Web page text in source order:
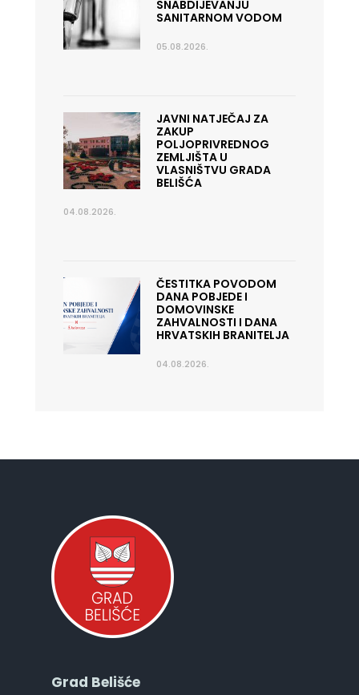
SNABDIJEVANJU
SANITARNOM VODOM
05.08.2026.
JAVNI NATJEČAJ ZA
ZAKUP
POLJOPRIVREDNOG
ZEMLJIŠTA U
VLASNIŠTVU GRADA
BELIŠĆA
04.08.2026.
ČESTITKA POVODOM
DANA POBJEDE I
DOMOVINSKE
ZAHVALNOSTI I DANA
HRVATSKIH BRANITELJA
04.08.2026.
Grad Belišće